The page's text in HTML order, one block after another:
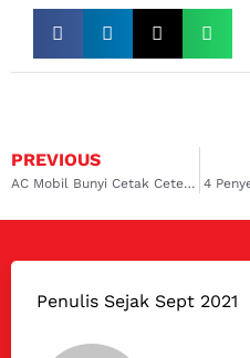
PREVIOUS
AC Mobil Bunyi Cetak Cetek, Jangan Biarkan!
Penulis Sejak Sept 2021